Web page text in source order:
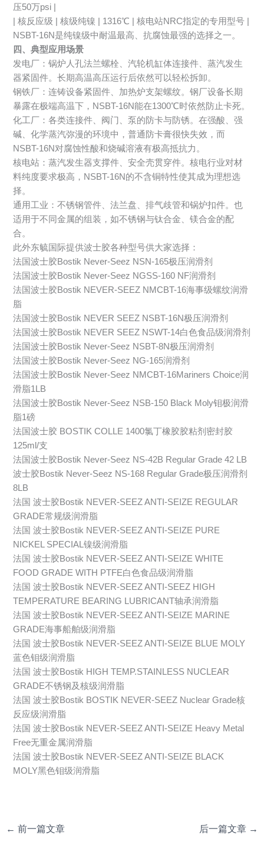
压50万psi |
| 核反应级 | 核级纯镍 | 1316℃ | 核电站NRC指定的专用型号 |
NSBT-16N是纯镍级中耐温最高、抗腐蚀最强的选择之一。
四、典型应用场景
发电厂：锅炉人孔法兰螺栓、汽轮机缸体连接件、蒸汽发生
器紧固件。长期高温高压运行后依然可以轻松拆卸。
钢铁厂：连铸设备紧固件、加热炉支架螺纹。钢厂设备长期
暴露在极端高温下，NSBT-16N能在1300℃时依然防止卡死。
化工厂：各类连接件、阀门、泵的防卡与防锈。在强酸、强
碱、化学蒸汽弥漫的环境中，普通防卡膏很快失效，而
NSBT-16N对腐蚀性酸和烧碱溶液有极高抵抗力。
核电站：蒸汽发生器支撑件、安全壳贯穿件。核电行业对材
料纯度要求极高，NSBT-16N的不含铜特性使其成为理想选
择。
通用工业：不锈钢管件、法兰盘、排气歧管和锅炉扣件。也
适用于不同金属的组装，如不锈钢与钛合金、镁合金的配
合。
此外东毓国际提供波士胶各种型号供大家选择：
法国波士胶Bostik Never-Seez NSN-165极压润滑剂
法国波士胶Bostik Never-Seez NGSS-160 NF润滑剂
法国波士胶Bostik NEVER-SEEZ NMCBT-16海事级螺纹润滑
脂
法国波士胶Bostik NEVER SEEZ NSBT-16N极压润滑剂
法国波士胶Bostik NEVER SEEZ NSWT-14白色食品级润滑剂
法国波士胶Bostik Never-Seez NSBT-8N极压润滑剂
法国波士胶Bostik Never-Seez NG-165润滑剂
法国波士胶Bostik Never-Seez NMCBT-16Mariners Choice润
滑脂1LB
法国波士胶Bostik Never-Seez NSB-150 Black Moly钼极润滑
脂1磅
法国波士胶 BOSTIK COLLE 1400氯丁橡胶胶粘剂密封胶
125ml/支
法国波士胶Bostik Never-Seez NS-42B Regular Grade 42 LB
波士胶Bostik Never-Seez NS-168 Regular Grade极压润滑剂
8LB
法国 波士胶Bostik NEVER-SEEZ ANTI-SEIZE REGULAR
GRADE常规级润滑脂
法国 波士胶Bostik NEVER-SEEZ ANTI-SEIZE PURE
NICKEL SPECIAL镍级润滑脂
法国 波士胶Bostik NEVER-SEEZ ANTI-SEIZE WHITE
FOOD GRADE WITH PTFE白色食品级润滑脂
法国 波士胶Bostik NEVER-SEEZ ANTI-SEEZ HIGH
TEMPERATURE BEARING LUBRICANT轴承润滑脂
法国 波士胶Bostik NEVER-SEEZ ANTI-SEIZE MARINE
GRADE海事船舶级润滑脂
法国 波士胶Bostik NEVER-SEEZ ANTI-SEIZE BLUE MOLY
蓝色钼级润滑脂
法国 波士胶Bostik HIGH TEMP.STAINLESS NUCLEAR
GRADE不锈钢及核级润滑脂
法国 波士胶Bostik BOSTIK NEVER-SEEZ Nuclear Grade核
反应级润滑脂
法国 波士胶Bostik NEVER-SEEZ ANTI-SEIZE Heavy Metal
Free无重金属润滑脂
法国 波士胶Bostik NEVER-SEEZ ANTI-SEIZE BLACK
MOLY黑色钼级润滑脂
← 前一篇文章 后一篇文章 →